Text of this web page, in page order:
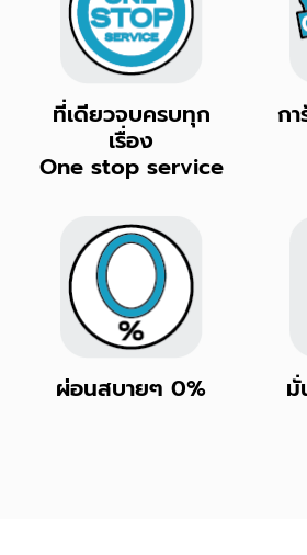
ที่เดียวจบครบทุก
เรื่อง
One stop service
ก
ผ่อนสบายๆ 0%